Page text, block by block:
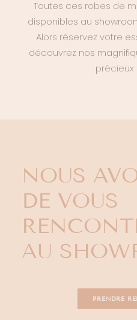
Toutes ces robes de
disponibles au
Alors réservez votre
découvrez nos
précieux
NOUS
DE VOUS
AU
PRENDRE